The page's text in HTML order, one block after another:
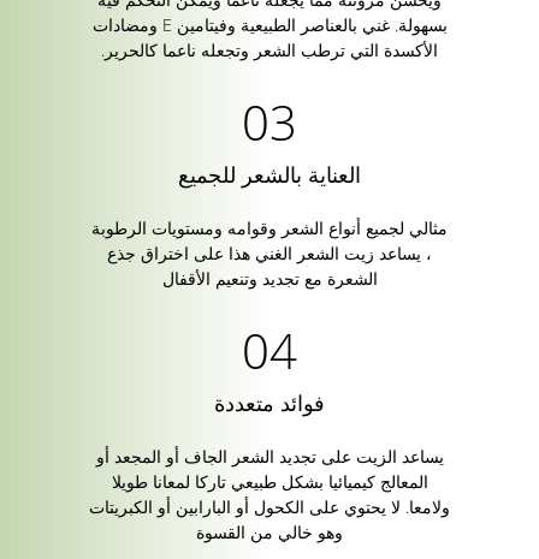
بسهولة. غني بالعناصر الطبيعية وفيتامين E ومضادات
الأكسدة التي ترطب الشعر وتجعله ناعما كالحرير.
العناية بالشعر للجميع
مثالي لجميع أنواع الشعر وقوامه ومستويات الرطوبة
، يساعد زيت الشعر الغني هذا على اختراق جذع
الشعرة مع تجديد وتنعيم الأقفال
فوائد متعددة
يساعد الزيت على تجديد الشعر الجاف أو المجعد أو
المعالج كيميائيا بشكل طبيعي تاركا لمعانا طويلا
ولامعا. لا يحتوي على الكحول أو البارابين أو الكبريتات
وهو خالي من القسوة